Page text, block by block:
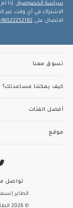
سياسة الخصوصية . إذا
الاشتراك في أي وقت عبر
الاتصال على 96522252182+
تسوق معنا
كيف يمكننا مساعدتك؟
أفضل الفئات
موقع
الطاير
© 2026 الطاير إنسغنيا (ذ.م.م). جميع الحقوق محفوظة
تواصل